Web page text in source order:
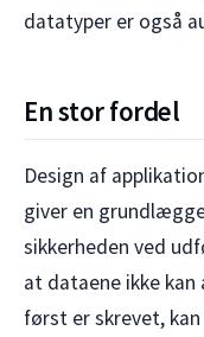
datatyper er også
En stor fordel
Design af
giver en
sikkerheden ved
at dataene ikke
først er skrevet,